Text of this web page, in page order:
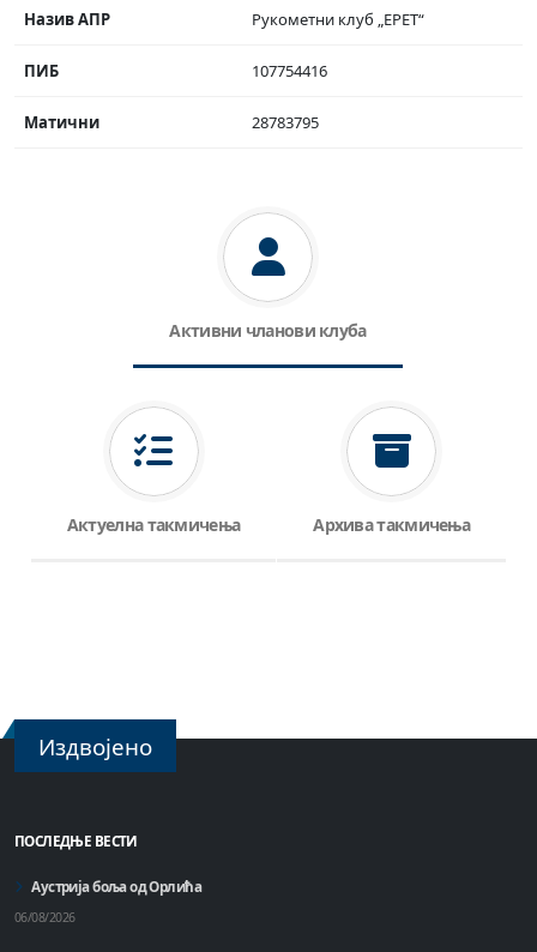
Назив АПР Рукометни клуб „ЕРЕТ“
ПИБ 107754416
Матични 28783795
Активни чланови клуба
Актуелна такмичења Архива такмичења
Издвојено
ПОСЛЕДЊЕ ВЕСТИ
Аустрија боља од Орлића
06/08/2026